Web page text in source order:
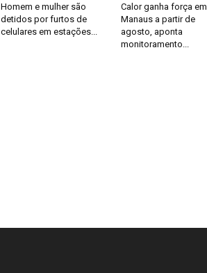
Homem e mulher são
detidos por furtos de
celulares em estações...
Calor ganha força em
Manaus a partir de
agosto, aponta
monitoramento...